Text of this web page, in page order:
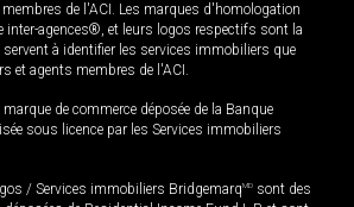
de l'ACI. Les marques d'homologation
inter-agences®, et leurs logos respectifs sont la
servent à identifier les services immobiliers que
et agents membres de l'ACI.
de commerce déposée de la Banque
sous licence par les Services immobiliers
/ Services immobiliers BridgemarqMD sont des